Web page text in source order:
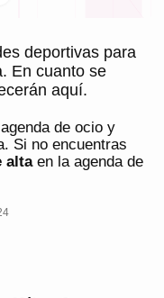
deportivas para
En cuanto se
aquí.
de ocio y
. Si no encuentras
altaen la agenda de